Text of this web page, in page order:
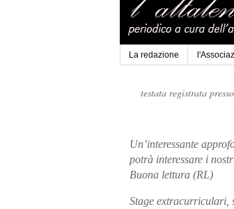
La redazione
testata registrata
Un’interessante
potrà interessare i
Buona lettura (RL)
Stage extracurriculari,